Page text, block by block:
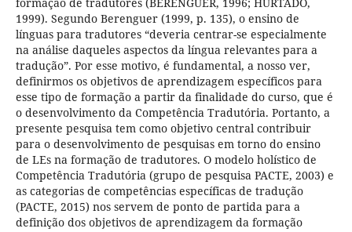
1999). Segundo Berenguer (1999, p. 135), o ensino de
línguas para tradutores “deveria centrar-se especialmente
na análise daqueles aspectos da língua relevantes para a
tradução”. Por esse motivo, é fundamental, a nosso ver,
definirmos os objetivos de aprendizagem específicos para
esse tipo de formação a partir da finalidade do curso, que é
o desenvolvimento da Competência Tradutória. Portanto, a
presente pesquisa tem como objetivo central contribuir
para o desenvolvimento de pesquisas em torno do ensino
de LEs na formação de tradutores. O modelo holístico de
Competência Tradutória (grupo de pesquisa PACTE, 2003) e
as categorias de competências específicas de tradução
(PACTE, 2015) nos servem de ponto de partida para a
definição dos objetivos de aprendizagem da formação